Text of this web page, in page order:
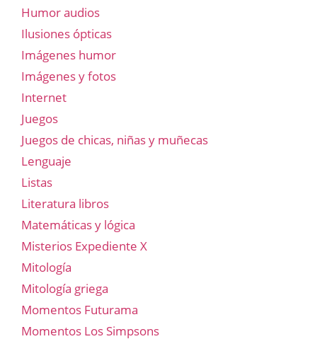
Humor audios
Ilusiones ópticas
Imágenes humor
Imágenes y fotos
Internet
Juegos
Juegos de chicas, niñas y muñecas
Lenguaje
Listas
Literatura libros
Matemáticas y lógica
Misterios Expediente X
Mitología
Mitología griega
Momentos Futurama
Momentos Los Simpsons